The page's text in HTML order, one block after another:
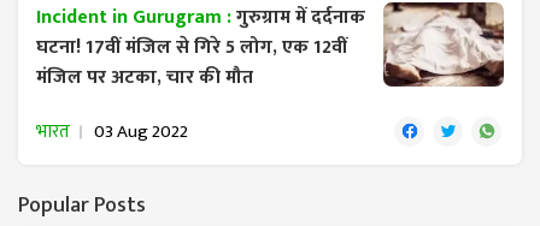
Incident in Gurugram :गुरुग्राम में दर्दनाक
घटना! 17वीं मंजिल से गिरे 5 लोग, एक 12वीं
मंजिल पर अटका, चार की मौत
भारत 03 Aug 2022
Popular Posts